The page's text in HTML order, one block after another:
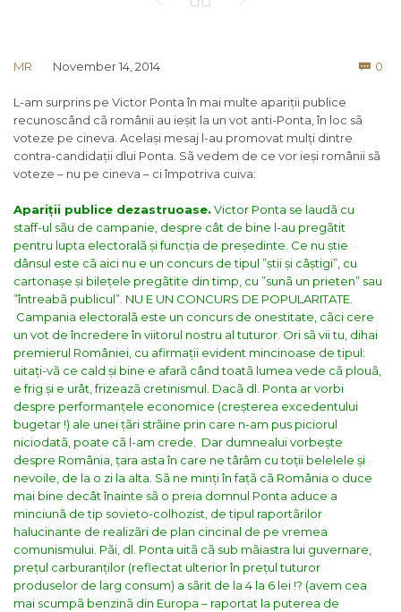
MR November 14, 2014  0
L-am surprins pe Victor Ponta în mai multe apariții publice
recunoscând cã românii au ieșit la un vot anti-Ponta, în loc sã
voteze pe cineva. Același mesaj l-au promovat mulți dintre
contra-candidații dlui Ponta. Sã vedem de ce vor ieși românii sã
voteze – nu pe cineva – ci împotriva cuiva:
Apariții publice dezastruoase. Victor Ponta se laudã cu
staff-ul sãu de campanie, despre cât de bine l-au pregãtit
pentru lupta electoralã și funcția de președinte. Ce nu știe
dânsul este cã aici nu e un concurs de tipul ”știi și câștigi”, cu
cartonașe și bilețele pregãtite din timp, cu ”sunã un prieten” sau
”întreabã publicul”. NU E UN CONCURS DE POPULARITATE.
Campania electoralã este un concurs de onestitate, cãci cere
un vot de încredere în viitorul nostru al tuturor. Ori sã vii tu, dihai
premierul României, cu afirmații evident mincinoase de tipul:
uitați-vã ce cald și bine e afarã când toatã lumea vede cã plouã,
e frig și e urât, frizeazã cretinismul. Dacã dl. Ponta ar vorbi
despre performanțele economice (creșterea excedentului
bugetar !) ale unei țãri strãine prin care n-am pus piciorul
niciodatã, poate cã l-am crede.
Dar dumnealui vorbește
despre România, țara asta în care ne târâm cu toții belelele și
nevoile, de la o zi la alta. Sã ne minți în fațã cã România o duce
mai bine decât înainte sã o preia domnul Ponta aduce a
minciunã de tip sovieto-colhozist, de tipul raportãrilor
halucinante de realizãri de plan cincinal de pe vremea
comunismului. Pãi, dl. Ponta uitã cã sub mãiastra lui guvernare,
prețul carburanților (reflectat ulterior în prețul tuturor
produselor de larg consum) a sãrit de la 4 la 6 lei !? (avem cea
mai scumpã benzinã din Europa – raportat la puterea de